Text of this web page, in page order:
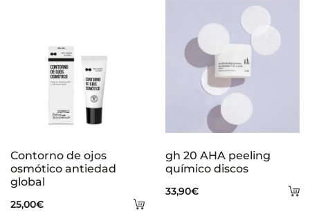
Añadir
Contorno de ojos
osmótico antiedad
global
25,00€
gh 20 AHA peeling
químico discos
33,90€